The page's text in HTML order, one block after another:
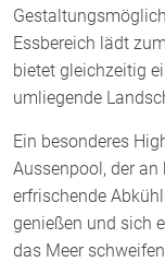
Essbereich lädt
bietet gleichzeitig
umliegende
Ein besonderes
Aussenpool, der
erfrischende
genießen und sich
das Meer